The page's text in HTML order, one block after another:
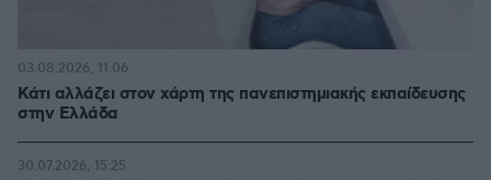
Κάτι αλλάζει στον χάρτη της πανεπιστημιακής εκπαίδευσης
στην Ελλάδα
03.08.2026, 11:06
30.07.2026, 15:25